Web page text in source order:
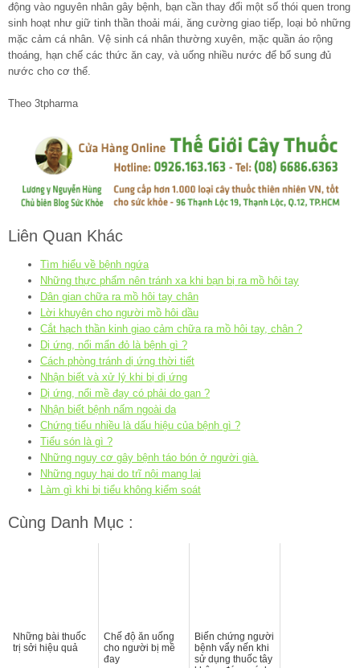
động vào nguyên nhân gây bệnh, bạn cần thay đổi một số thói quen trong
sinh hoạt như giữ tinh thần thoải mái, ăng cường giao tiếp, loại bỏ những
mặc cảm cá nhân. Vệ sinh cá nhân thường xuyên, mặc quần áo rộng
thoáng, hạn chế các thức ăn cay, và uống nhiều nước để bổ sung đủ
nước cho cơ thể.
Theo 3tpharma
Liên Quan Khác
Tìm hiểu về bệnh ngứa
Những thực phẩm nên tránh xa khi bạn bị ra mồ hôi tay
Dân gian chữa ra mồ hôi tay chân
Lời khuyên cho người mồ hôi dầu
Cắt hạch thần kinh giao cảm chữa ra mồ hôi tay, chân ?
Dị ứng, nổi mẩn đỏ là bệnh gì ?
Cách phòng tránh dị ứng thời tiết
Nhận biết và xử lý khi bị dị ứng
Dị ứng, nổi mề đay có phải do gan ?
Nhận biết bệnh nấm ngoài da
Chứng tiểu nhiều là dấu hiệu của bệnh gì ?
Tiểu són là gì ?
Những nguy cơ gây bệnh táo bón ở người già.
Những nguy hại do trĩ nội mang lại
Làm gì khi bị tiểu không kiểm soát
Cùng Danh Mục :
Những bài thuốc
trị sởi hiệu quả
Chế độ ăn uống
cho người bị mề
đay
Biến chứng người
bệnh vẩy nến khi
sử dụng thuốc tây